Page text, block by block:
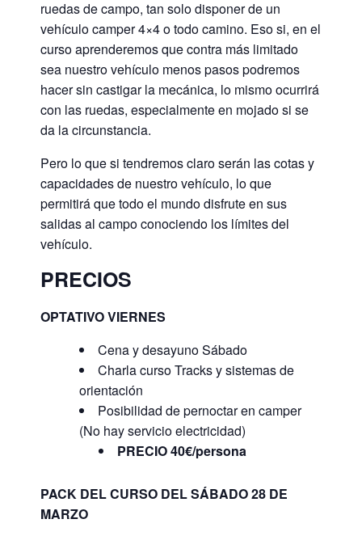
ruedas de campo, tan solo disponer de un
vehículo camper 4×4 o todo camino. Eso si, en el
curso aprenderemos que contra más limitado
sea nuestro vehículo menos pasos podremos
hacer sin castigar la mecánica, lo mismo ocurrirá
con las ruedas, especialmente en mojado si se
da la circunstancia.
Pero lo que si tendremos claro serán las cotas y
capacidades de nuestro vehículo, lo que
permitirá que todo el mundo disfrute en sus
salidas al campo conociendo los límites del
vehículo.
PRECIOS
OPTATIVO VIERNES
Cena y desayuno Sábado
Charla curso Tracks y sistemas de
orientación
Posibilidad de pernoctar en camper
(No hay servicio electricidad)
PRECIO 40€/persona
PACK DEL CURSO DEL SÁBADO 28 DE
MARZO